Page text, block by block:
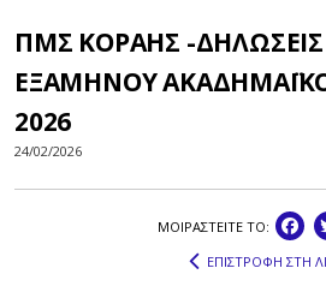
ΠΜΣ ΚΟΡΑΗΣ -ΔΗΛΩΣΕΙΣ
ΕΞΑΜΗΝΟΥ
2026
24/02/2026
ΜΟΙΡΑΣΤEIΤΕ ΤΟ:
ΕΠΙΣΤΡΟΦΗ ΣΤΗ